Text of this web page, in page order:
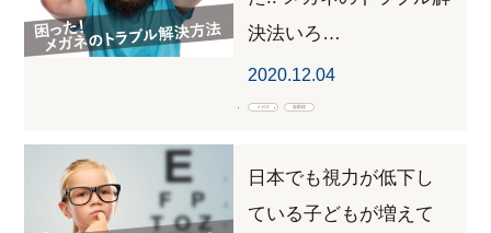
決法いろ…
2020.12.04
メガネ 老眼鏡
日本でも視力が低下し
ている子どもが増えて